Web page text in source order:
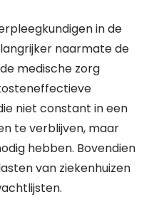
in de
naarmate de
medische zorg
niet constant in een
te verblijven, maar
hebben. Bovendien
van ziekenhuizen